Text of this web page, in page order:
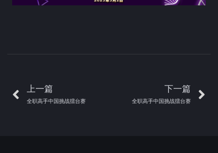
上一篇
全职高手中国挑战擂台赛
下一篇
全职高手中国挑战擂台赛